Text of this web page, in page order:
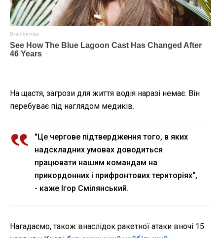
На щастя, загрози для життя водія наразі немає. Він
перебуває під наглядом медиків.
"Це чергове підтвердження того, в яких
надскладних умовах доводиться
працювати нашим командам на
прикордонних і прифронтових територіях",
- каже Ігор Смілянський.
Нагадаємо, також внаслідок ракетної атаки вночі 15